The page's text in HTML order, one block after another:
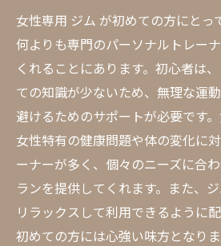
女性専用 ジム が初めての方にとっ
何よりも専門のパーソナルトレー
くれることにあります。初心者は
ての知識が少ないため、無理な運
避けるためのサポートが必要です。
女性特有の健康問題や体の変化に
ーナーが多く、個々のニーズに合
ランを提供してくれます。また、
リラックスして利用できるように
初めての方には心強い味方となり